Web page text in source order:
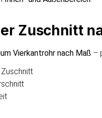
Zuschnitt
Vierkantrohr nach Maß –